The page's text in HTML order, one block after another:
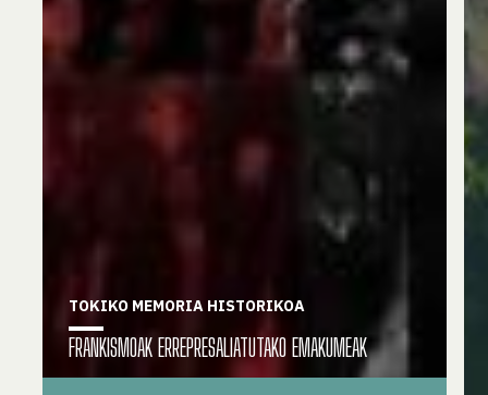
TOKIKO MEMORIA HISTORIKOA
FRANKISMOAK ERREPRESALIATUTAKO EMAKUMEAK